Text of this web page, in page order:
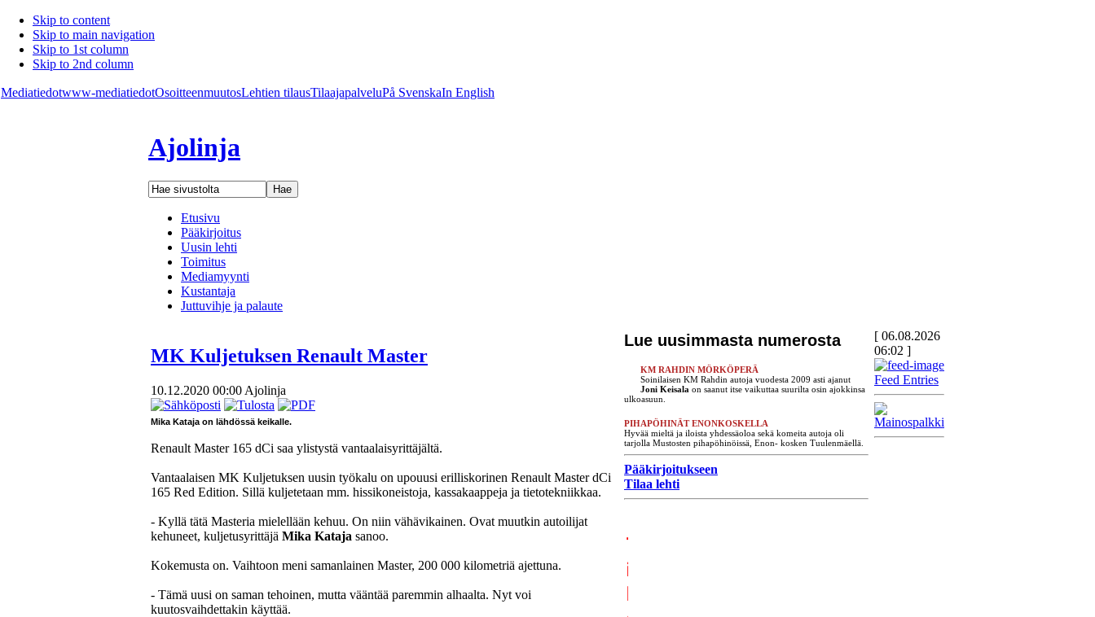
Skip to content
Skip to main navigation
Skip to 1st column
Skip to 2nd column
Mediatiedotwww-mediatiedotOsoitteenmuutosLehtien tilausTilaajapalveluPå SvenskaIn English
Ajolinja
Etusivu
Pääkirjoitus
Uusin lehti
Toimitus
Mediamyynti
Kustantaja
Juttuvihje ja palaute
MK Kuljetuksen Renault Master
10.12.2020 00:00 Ajolinja
Mika Kataja on lähdössä keikalle.
Renault Master 165 dCi saa ylistystä vantaalaisyrittäjältä.
Vantaalaisen MK Kuljetuksen uusin työkalu on upouusi erilliskorinen Renault Master dCi
165 Red Edition. Sillä kuljetetaan mm. hissikoneistoja, kassakaappeja ja tietotekniikkaa.
- Kyllä tätä Masteria mielellään kehuu. On niin vähävikainen. Ovat muutkin autoilijat
kehuneet, kuljetusyrittäjä Mika Kataja sanoo.
Kokemusta on. Vaihtoon meni samanlainen Master, 200 000 kilometriä ajettuna.
- Tämä uusi on saman tehoinen, mutta vääntää paremmin alhaalta. Nyt voi
kuutosvaihdettakin käyttää.
Lue uusimmasta numerosta
KM RAHDIN MÖRKÖPERÄ
Soinilaisen KM Rahdin autoja vuodesta 2009 asti ajanut
Joni Keisala on saanut itse vaikuttaa suurilta osin ajokkinsa
ulkoasuun.
PIHAPÖHINÄT ENONKOSKELLA
Hyvää mieltä ja iloista yhdessäoloa sekä komeita autoja oli
tarjolla Mustosten pihapöhinöissä, Enon- kosken Tuulenmäellä.
Pääkirjoitukseen
Tilaa lehti
[ 06.08.2026
06:02 ]
Feed Entries